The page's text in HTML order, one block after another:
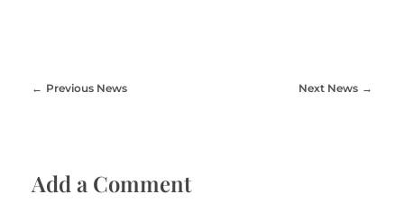
Previous News Next News
Add a Comment